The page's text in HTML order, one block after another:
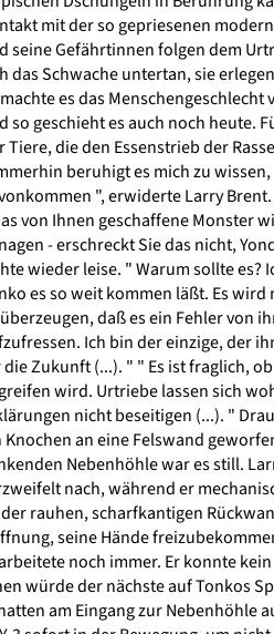
mit der so gepriesenen
seine Gefährtinnen folgen dem
das Schwache untertan, sie
es das
so geschieht es auch noch heute.
Tiere, die den Essenstrieb der
beruhigt es mich zu
", erwiderte Larry
von Ihnen geschaffene Monster
- erschreckt Sie das nicht,
wieder leise. " Warum sollte es?
es so weit kommen läßt. Es
daß es ein Fehler von
Ich bin der einzige, der
Zukunft (...). " " Es ist fraglich,
wird. Urtriebe lassen sich
nicht beseitigen (...). "
Knochen an eine Felswand
Nebenhöhle war es still.
nach, während er
rauhen, scharfkantigen
seine Hände
noch immer. Er konnte
würde der nächste auf Tonkos
am Eingang zur Nebenhöhle